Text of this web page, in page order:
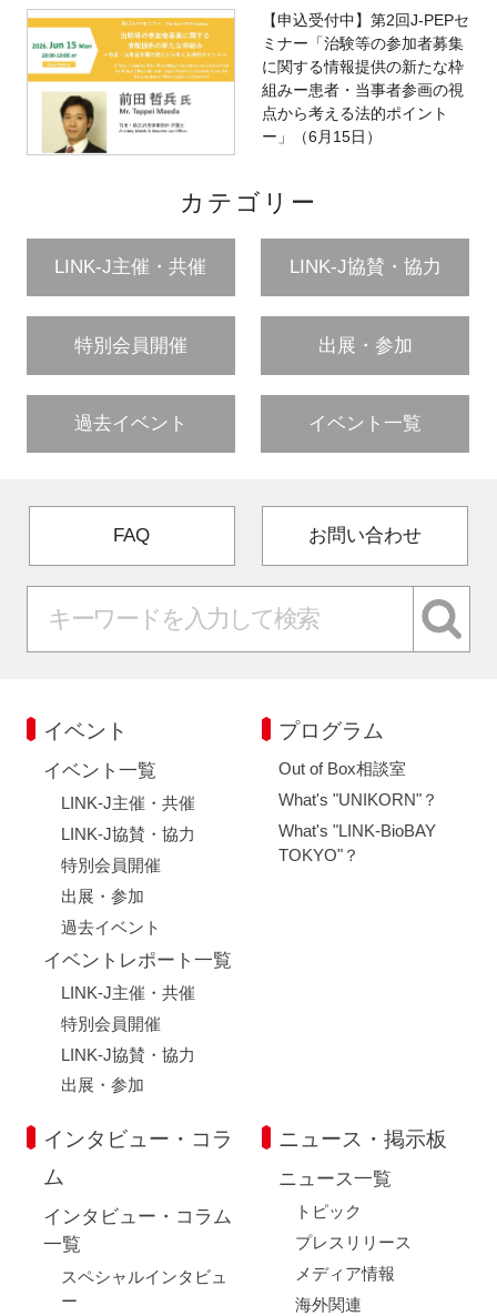
【申込受付中】第2回J-PEPセ
ミナー「治験等の参加者募集
に関する情報提供の新たな枠
組みー患者・当事者参画の視
点から考える法的ポイント
ー」（6月15日）
カテゴリー
LINK-J主催・共催 LINK-J協賛・協力
特別会員開催 出展・参加
過去イベント イベント一覧
FAQ お問い合わせ
イベント
イベント一覧
LINK-J主催・共催
LINK-J協賛・協力
特別会員開催
出展・参加
過去イベント
イベントレポート一覧
LINK-J主催・共催
特別会員開催
LINK-J協賛・協力
出展・参加
プログラム
Out of Box相談室
What's "UNIKORN"？
What's "LINK-BioBAY
TOKYO"？
インタビュー・コラ
ム
インタビュー・コラム
一覧
スペシャルインタビュ
ー
ニュース・掲示板
ニュース一覧
トピック
プレスリリース
メディア情報
海外関連